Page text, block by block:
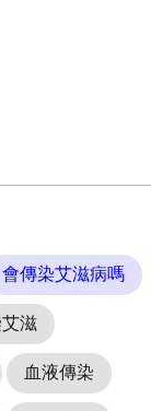
會傳染艾滋病嗎
滋
血液傳染